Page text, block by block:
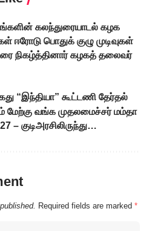
கலந்துரையாடல் கழக
ஈரோடு பொதுக் குழு முடிவுகள்
உரை நிகழ்த்தினார் கழகத் தலைவர்
“இந்தியா” கூட்டணி தேர்தல்
மேற்கு வங்க முதலமைச்சர் மம்தா
– குடிஅரசிலிருந்து…
Required fields are marked *